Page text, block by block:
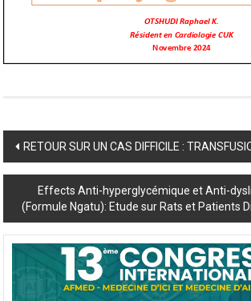
Post
navigation
RETOUR SUR UN CAS DIFFICILE :
Effects Anti-hyperglycémique et Anti-
(Formule Ngatu): Etude sur Rats et Patients